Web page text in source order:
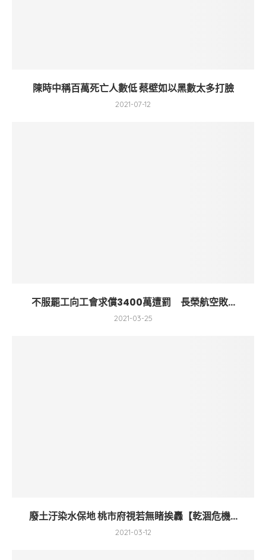
陳時中稱百萬死亡人數低 蔡壁如以黑數太多打臉
2021-07-12
不服罷工向工會求償3400萬遭罰 長榮航空敗...
2021-03-25
廢土汙染水保地 桃市府視若無睹挨轟【乾涸危機...
2021-03-12